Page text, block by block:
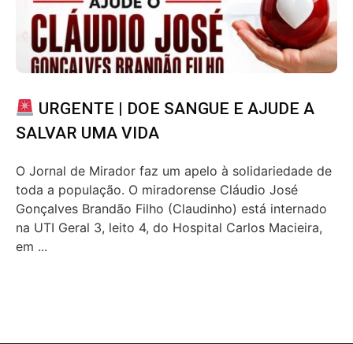
URGENTE | DOE SANGUE E AJUDE A
SALVAR UMA VIDA
O Jornal de Mirador faz um apelo à solidariedade de
toda a população. O miradorense Cláudio José
Gonçalves Brandão Filho (Claudinho) está internado
na UTI Geral 3, leito 4, do Hospital Carlos Macieira,
em ...